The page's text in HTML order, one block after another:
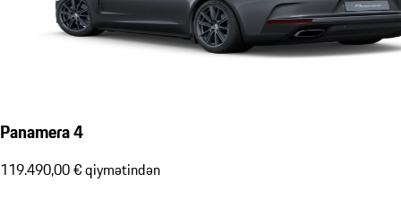
Panamera 4
119.490,00 € qiymətindən